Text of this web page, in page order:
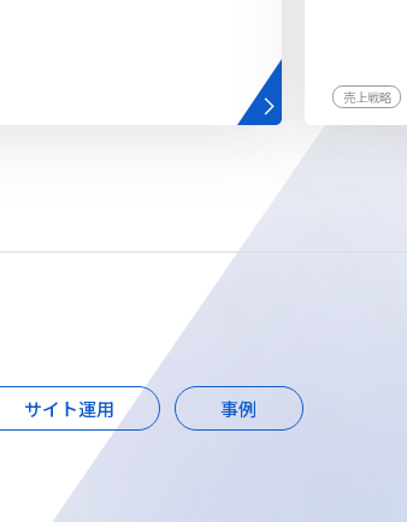
売上戦略
サイト運用 事例